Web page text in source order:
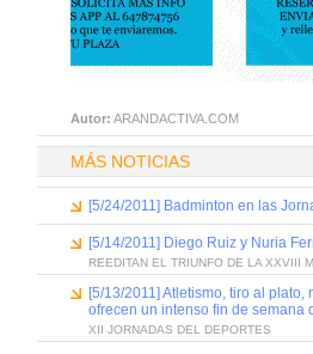
Autor: ARANDACTIVA.COM
MÁS NOTICIAS
[5/24/2011] Badminton en las
[5/14/2011] Diego Ruiz y Nuria
REEDITAN EL TRIUNFO DE LA XXVIII
[5/13/2011] Atletismo, tiro al
ofrecen un intenso fin de semana
XII JORNADAS DEL DEPORTES